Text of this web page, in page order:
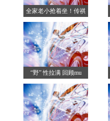
全家老小抢着坐！传祺
M6
“野” 性拉满 回顾mu